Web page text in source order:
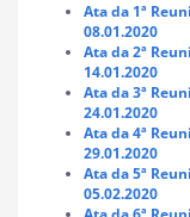
Ata da 1ª
08.01.2020
Ata da 2ª
14.01.2020
Ata da 3ª
24.01.2020
Ata da 4ª
29.01.2020
Ata da 5ª
05.02.2020